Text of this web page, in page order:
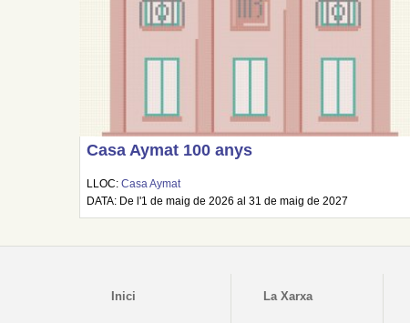
Casa Aymat 100 anys
LLOC:Casa Aymat
DATA: De l'1 de maig de 2026 al 31 de maig de 2027
Inici La Xarxa